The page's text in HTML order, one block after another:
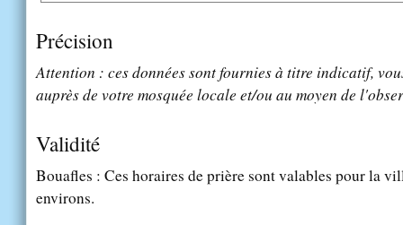
Précision
Attention : ces données sont fournies à titre indicatif,
auprès de votre mosquée locale et/ou au moyen de
Validité
Bouafles : Ces horaires de prière sont valables pour la
environs.